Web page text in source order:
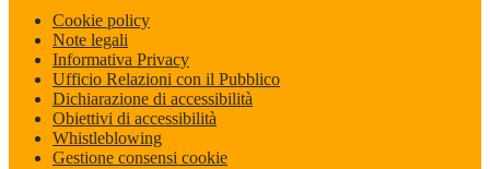
Cookie policy
Note legali
Informativa Privacy
Ufficio Relazioni con il Pubblico
Dichiarazione di accessibilità
Obiettivi di accessibilità
Whistleblowing
Gestione consensi cookie